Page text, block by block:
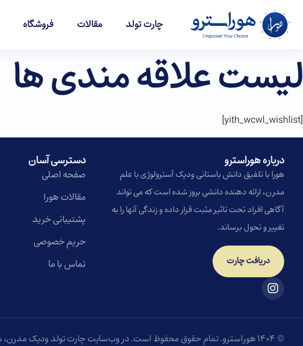
چارت تولد مقالات فروشگاه
لیست علاقه مندی ها
[yith_wcwl_wishlist]
درباره هوراسترو​
هورا با تلفیق دانش باستانی ودیک آسترولوژی با علم
مدرن، ارائه دهنده دانشی بروز شده است که می تواند
آگاهی افراد تحت تاثیر مثبت قرار داده و زندگی آنها را به
تغییر و تحول برساند.
دریافت چارت
دسترسی آسان
صفحه اصلی
مقالات هورا
پشتیبانی خرید
حریم خصوصی
تماس با ما
© ۱۴۰۴ هوراسترو. تمام حقوق محفوظ است. در وب‌سایت چارت تولد ودیک مدرن، با روش نوین BCRC و به کمک سروش دهقان، می‌توانید چارت تولد رایگان خود را دریافت کنید.